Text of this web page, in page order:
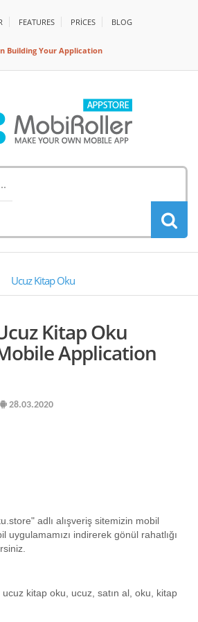
FEATURES PRİCES BLOG
Building Your Application
Ucuz Kitap Oku
Kitap Oku
Application
28.03.2020
adlı alışveriş sitemizin mobil
uygulamamızı indirerek gönül rahatlığı
ucuz kitap oku, ucuz, satın al, oku, kitap